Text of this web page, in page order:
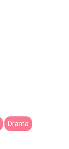
Drama